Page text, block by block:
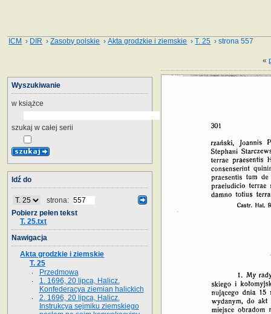
ICM › DIR ›Zasoby polskie ›Akta grodzkie i ziemskie ›T. 25 › strona 557
«
Wyszukiwanie
w książce
szukaj w całej serii
Idź do
strona:
Pobierz pełen tekst
T. 25.txt
Nawigacja
Akta grodzkie i ziemskie
T. 25
Przedmowa
1. 1696, 20 lipca, Halicz.
Konfederacya ziemian halickich
2. 1696, 20 lipca, Halicz.
Instrukcya sejmiku ziemskiego